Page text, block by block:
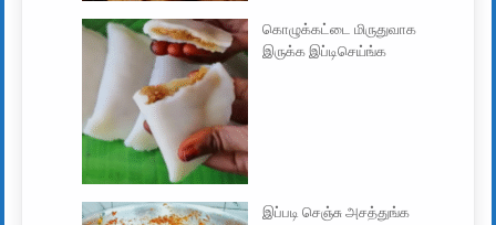
கொழுக்கட்டை மிருதுவாக
இருக்க இப்டிசெய்ங்க
இப்படி செஞ்சு அசத்துங்க